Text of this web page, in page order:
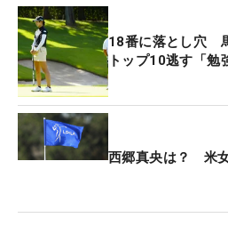
でパーをセーブし、ようやく
を打った。
優勝スピーチでは「いろんな
て…。やっと結果で恩返しが
涙で声を詰まらせたが、その
待たせしました（笑）」とお
18番に落とし穴
トップ10逃す「勉
西郷真央は？ 米